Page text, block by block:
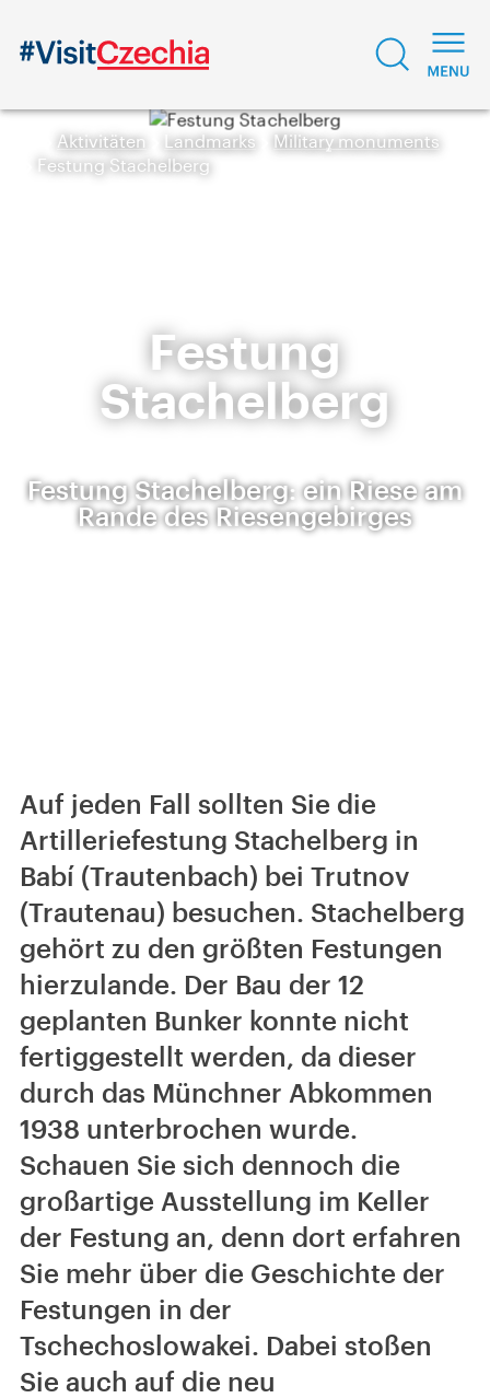
Aktivitäten Landmarks
Military monuments
Festung Stachelberg
Festung
Stachelberg
Festung Stachelberg: ein Riese am
Rande des Riesengebirges
Auf jeden Fall sollten Sie die
Artilleriefestung Stachelberg in
Babí (Trautenbach) bei Trutnov
(Trautenau) besuchen. Stachelberg
gehört zu den größten Festungen
hierzulande. Der Bau der 12
geplanten Bunker konnte nicht
fertiggestellt werden, da dieser
durch das Münchner Abkommen
1938 unterbrochen wurde.
Schauen Sie sich dennoch die
großartige Ausstellung im Keller
der Festung an, denn dort erfahren
Sie mehr über die Geschichte der
Festungen in der
Tschechoslowakei. Dabei stoßen
Sie auch auf die neu